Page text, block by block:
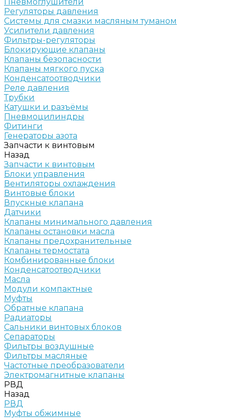
Регуляторы давления
Системы для смазки масляным туманом
Усилители давления
Фильтры-регуляторы
Блокирующие клапаны
Клапаны безопасности
Клапаны мягкого пуска
Конденсатоотводчики
Реле давления
Трубки
Катушки и разъёмы
Пневмоцилиндры
Фитинги
Генераторы азота
Запчасти к винтовым
Назад
Запчасти к винтовым
Блоки управления
Вентиляторы охлаждения
Винтовые блоки
Впускные клапана
Датчики
Клапаны минимального давления
Клапаны остановки масла
Клапаны предохранительные
Клапаны термостата
Комбинированные блоки
Конденсатоотводчики
Масла
Модули компактные
Муфты
Обратные клапана
Радиаторы
Сальники винтовых блоков
Сепараторы
Фильтры воздушные
Фильтры масляные
Частотные преобразователи
Электромагнитные клапаны
РВД
Назад
РВД
Муфты обжимные